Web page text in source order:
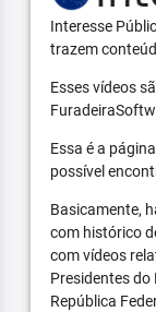
Interesse
trazem
Esses vídeos
Essa é a
possível
Basicamente,
com histórico
com vídeos
Presidentes do
República